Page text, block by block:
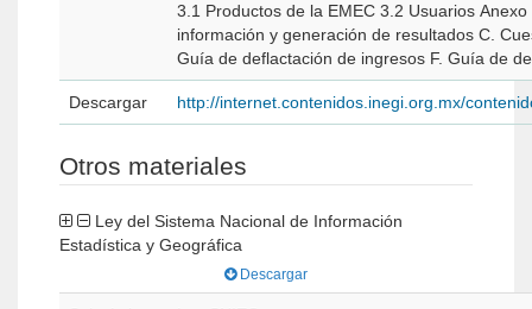
3.1 Productos de la EMEC 3.2 Usuarios Anexo A. Documentos técnicos y metodológicos relacionados B. Diagrama de tratamiento de la
información y generación de resultados C. Cuestionario Mensual para Empresas Comerciales D. Cuadernillo de Conceptos y Precisiones E.
Descargar http://internet.contenidos.inegi.org.mx/
Otros materiales
Estadística y Geográfica
Descargar